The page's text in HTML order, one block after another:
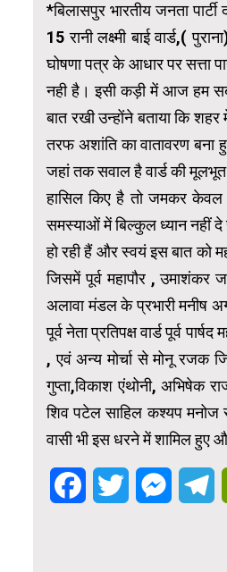
*बिलासपुर भारतीय जनता पार्टी
15 रानी लक्ष्मी बाई वार्ड,(
घोषणा पत्र के आधार पर सत्ता
नही है। इसी कड़ी में आज हम
बात रखी उन्होंने बताया कि
तरफ अशांति का वातावरण
जहां तक सवाल है वार्ड की
हासिल किए है तो जमकर
समस्याओं में बिल्कुल ध्यान नहीं दे
हो रही हैं और स्वयं इस बात को
जिसमें पूर्व महापौर , उमाशंकर
अलावा मंडल के प्रभारी मनीष
पूर्व नेता प्रतिपक्ष वार्ड पूर्व
, एवं अन्य मोर्चा से मोनू रजक
गुप्ता,विकाश एंथोनी, अभिषेक
शिव पटेल साहिल कश्यप मनोज
वासी भी इस धरने में शामिल हुए
FacebookTwitter